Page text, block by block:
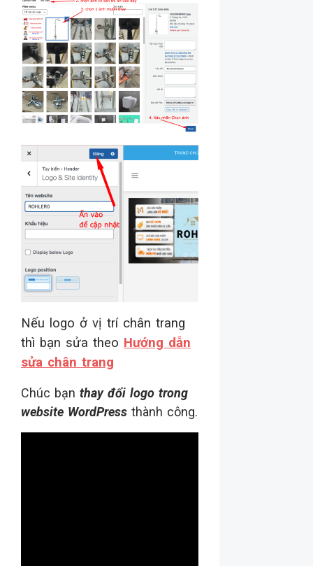
Nếu logo ở vị trí chân trang
thì bạn sửa theo Hướng dẫn
sửa chân trang
Chúc bạn thay đổi logo trong
website WordPress thành công.